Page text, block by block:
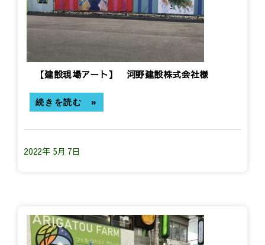
【建設現場アート】 河野建設株式会社様
続きを読む »
2022年 5月 7日